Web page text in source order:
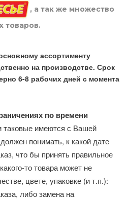
, а так же множество
товаров.
ассортименту
на производстве. Срок
6-8 рабочих дней с момента
по времени
таковые имеются с Вашей
понимать, к какой дате
что бы принять правильное
то товара может не
цвете, упаковке (и т.п.):
либо замена на